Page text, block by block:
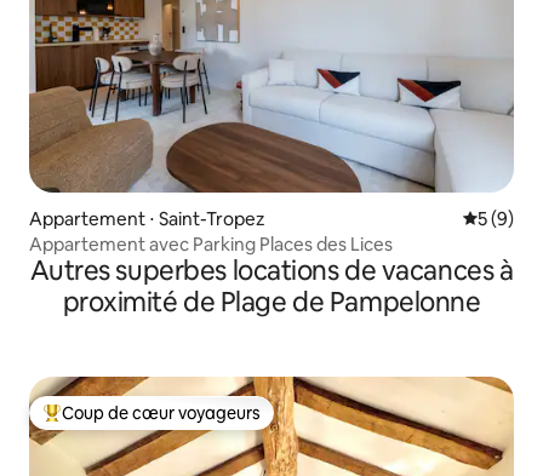
Appartement ⋅ Saint-Tropez
5 (9)
Appartement avec Parking Places des Lices
Autres superbes locations de vacances à
proximité de Plage de Pampelonne
Coups de cœur voyageurs les plus appréciés
Coup de cœur voyageurs